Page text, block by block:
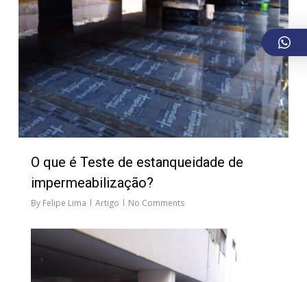
O que é Teste de estanqueidade de
impermeabilização?
By Felipe Lima Artigo No Comments